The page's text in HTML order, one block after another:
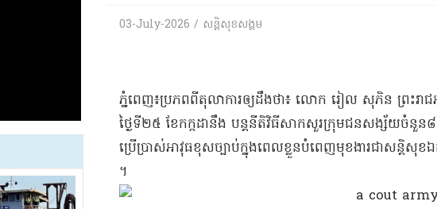
03-July-2026 / សន្តិសុខសង្គម
ភ្នំពេញ​៖​ប្រភពពី​តុលាការ​ឲ្យ​ដឹងថា​៖ លោក រៀល សុ​ភិន ព្រះរាជ
ថ្ងៃទី​២៥ ខែកក្កដា​នឹង បន្ត​នីតិវិធី​សាកសួរ​ក្រុម​ជនសង្ស័យ​ចំនួន​៨​
ប្រើប្រាស់​អាវុធ​ខុសច្បាប់​ក្នុងពេល​ខ្លួន​បំពេញ​មុខងារ​ជា​សន្តិសុ
។​